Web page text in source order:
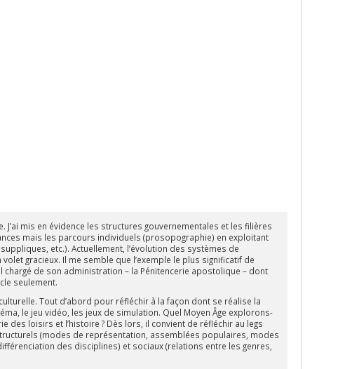
J’ai mis en évidence les structures gouvernementales et les filières
mais les parcours individuels (prosopographie) en exploitant
etc.). Actuellement, l’évolution des systèmes de
gracieux. Il me semble que l’exemple le plus significatif de
de son administration – la Pénitencerie apostolique – dont
seulement.
Tout d’abord pour réfléchir à la façon dont se réalise la
le jeu vidéo, les jeux de simulation. Quel Moyen Âge explorons-
des loisirs et l’histoire ? Dès lors, il convient de réfléchir au legs
(modes de représentation, assemblées populaires, modes
des disciplines) et sociaux (relations entre les genres,